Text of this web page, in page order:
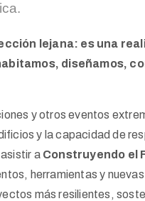
lejana: es una
diseñamos,
y otros eventos
y la capacidad de
a Construyendo el
herramientas y nuevas
más resilientes,